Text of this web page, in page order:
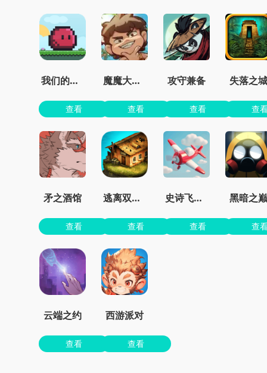
我们的世界
查看
魔魔大冒险官方正版
查看
攻守兼备
查看
失落之城
查
矛之酒馆
查看
逃离双塔湾
查看
史诗飞机进化
查看
黑暗之巅
查
云端之约
查看
西游派对
查看